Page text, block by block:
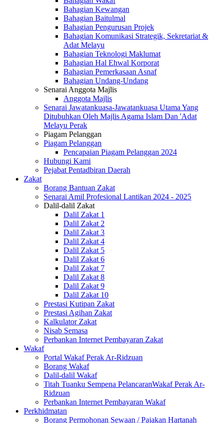
Bahagian Kewangan
Bahagian Baitulmal
Bahagian Pengurusan Projek
Bahagian Komunikasi Strategik, Sekretariat &
Adat Melayu
Bahagian Teknologi Maklumat
Bahagian Hal Ehwal Korporat
Bahagian Pemerkasaan Asnaf
Bahagian Undang-Undang
Senarai Anggota Majlis
Anggota Majlis
Senarai Jawatankuasa-Jawatankuasa Utama Yang
Ditubuhkan Oleh Majlis Agama Islam Dan 'Adat
Melayu Perak
Piagam Pelanggan
Piagam Pelanggan
Pencapaian Piagam Pelanggan 2024
Hubungi Kami
Pejabat Pentadbiran Daerah
Zakat
Borang Bantuan Zakat
Senarai Amil Profesional Lantikan 2024 - 2025
Dalil-dalil Zakat
Dalil Zakat 1
Dalil Zakat 2
Dalil Zakat 3
Dalil Zakat 4
Dalil Zakat 5
Dalil Zakat 6
Dalil Zakat 7
Dalil Zakat 8
Dalil Zakat 9
Dalil Zakat 10
Prestasi Kutipan Zakat
Prestasi Agihan Zakat
Kalkulator Zakat
Nisab Semasa
Perbankan Internet Pembayaran Zakat
Wakaf
Portal Wakaf Perak Ar-Ridzuan
Borang Wakaf
Dalil-dalil Wakaf
Titah Tuanku Sempena PelancaranWakaf Perak Ar-
Ridzuan
Perbankan Internet Pembayaran Wakaf
Perkhidmatan
Borang Permohonan Sewaan / Pajakan Hartanah